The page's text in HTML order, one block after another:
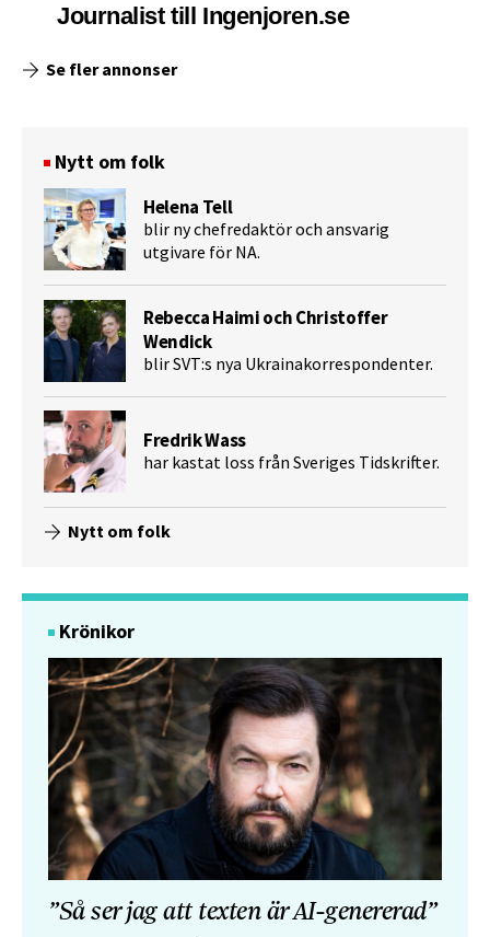
Journalist till Ingenjoren.se
Se fler annonser
Nytt om folk
Helena Tell
blir ny chefredaktör och ansvarig
utgivare för NA.
Rebecca Haimi och Christoffer
Wendick
blir SVT:s nya Ukrainakorrespondenter.
Fredrik Wass
har kastat loss från Sveriges Tidskrifter.
Nytt om folk
Krönikor
”Så ser jag att texten är AI-genererad”